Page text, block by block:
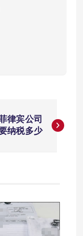
律宾公司
纳税多少